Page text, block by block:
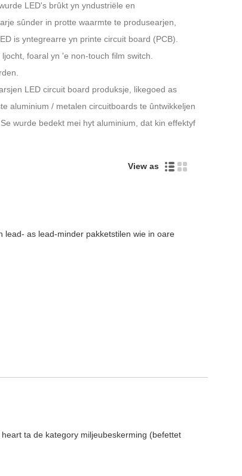
LED's brûkt yn yndustriële en
sûnder in protte waarmte te produsearjen,
is yntegrearre yn printe circuit board (PCB).
foaral yn 'e non-touch film switch.
LED circuit board produksje, likegoed as
aluminium / metalen circuitboards te ûntwikkeljen
wurde bedekt mei hyt aluminium, dat kin effektyf
View as
lead- as lead-minder pakketstilen wie in oare
ta de kategory miljeubeskerming (befettet